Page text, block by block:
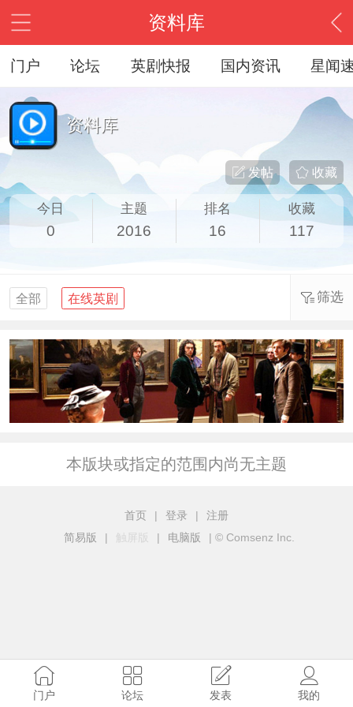
资料库
门户 论坛 英剧快报 国内资讯 星闻
资料库
收藏
发帖
今日
0
主题
2016
排名
16
收藏
117
全部 在线英剧 筛选
本版块或指定的范围内尚无主题
首页 | 登录 |
注册
简易版
| 触屏版 | 电脑版 | © Comsenz Inc.
门户 论坛 发表 我的